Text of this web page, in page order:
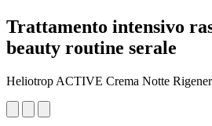
Trattamento intensivo
beauty routine serale
Heliotrop ACTIVE Crema Notte